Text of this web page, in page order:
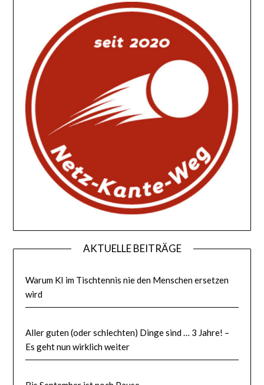
AKTUELLE BEITRÄGE
Warum KI im Tischtennis nie den Menschen ersetzen
wird
Aller guten (oder schlechten) Dinge sind … 3 Jahre! –
Es geht nun wirklich weiter